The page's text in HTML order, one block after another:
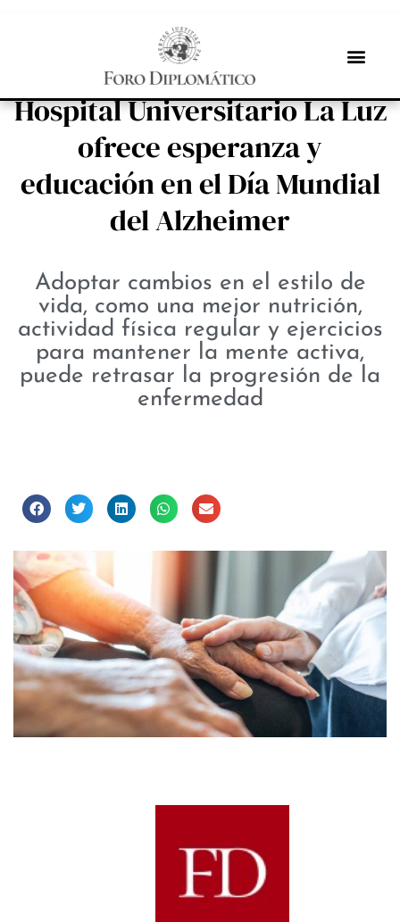
INBOX INTERNACIONAL
Recuerdos que importan: el
Hospital Universitario La Luz
ofrece esperanza y
educación en el Día Mundial
del Alzheimer
Adoptar cambios en el estilo de
vida, como una mejor nutrición,
actividad física regular y ejercicios
para mantener la mente activa,
puede retrasar la progresión de la
enfermedad